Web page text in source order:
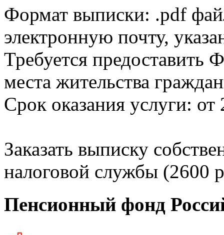
Формат выписки: .pdf
электронную почту,
Требуется
места жительства
Срок оказания услуги: от
Заказать выписку
налоговой службы (2600
Пенсионный фонд